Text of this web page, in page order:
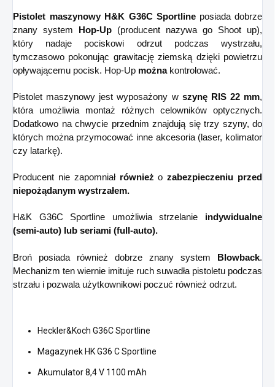
Pistolet maszynowy H&K G36C Sportline posiada dobrze
znany system
Hop-Up (producent nazywa go Shoot up),
który nadaje pociskowi odrzut podczas wystrzału,
tymczasowo pokonując grawitację ziemską dzięki powietrzu
opływającemu pocisk. Hop-Up możnakontrolować.
Pistolet maszynowy jest wyposażony w szynę RIS 22 mm,
która umożliwia montaż różnych celowników optycznych.
Dodatkowo na chwycie przednim znajdują się trzy szyny, do
których można przymocować inne akcesoria (laser, kolimator
czy latarkę).
Producent nie zapomniał również ozabezpieczeniu przed
niepożądanym wystrzałem.
H&K G36C Sportline umożliwia strzelanie indywidualne
(semi-auto) lub seriami (full-auto).
Broń posiada również dobrze znany system Blowback.
Mechanizm ten wiernie imituje ruch suwadła pistoletu podczas
strzału i pozwala użytkownikowi poczuć również odrzut.
Heckler&Koch G36C Sportline
Magazynek HK G36 C Sportline
Akumulator 8,4 V 1100 mAh